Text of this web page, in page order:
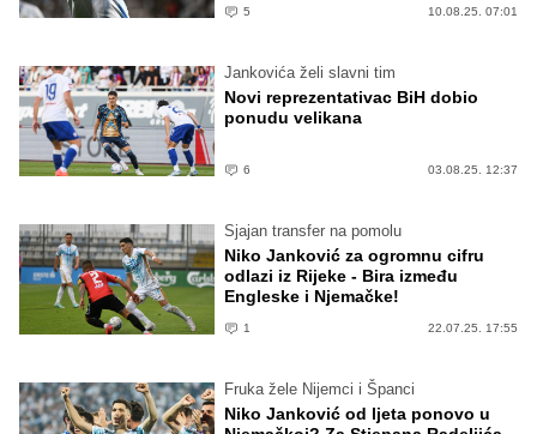
5 10.08.25. 07:01
Jankovića želi slavni tim
Novi reprezentativac BiH dobio
ponudu velikana
6 03.08.25. 12:37
Sjajan transfer na pomolu
Niko Janković za ogromnu cifru
odlazi iz Rijeke - Bira između
Engleske i Njemačke!
1 22.07.25. 17:55
Fruka žele Nijemci i Španci
Niko Janković od ljeta ponovo u